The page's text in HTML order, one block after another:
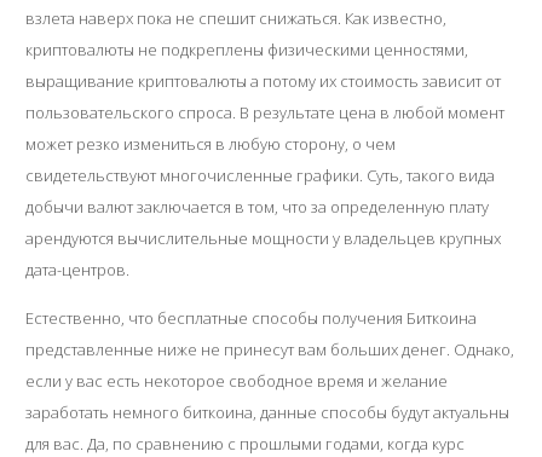
взлета наверх пока не спешит снижаться. Как известно,
криптовалюты не подкреплены физическими ценностями,
выращивание криптовалюты а потому их стоимость зависит от
пользовательского спроса. В результате цена в любой момент
может резко измениться в любую сторону, о чем
свидетельствуют многочисленные графики. Суть, такого вида
добычи валют заключается в том, что за определенную плату
арендуются вычислительные мощности у владельцев крупных
дата-центров.
Естественно, что бесплатные способы получения Биткоина
представленные ниже не принесут вам больших денег. Однако,
если у вас есть некоторое свободное время и желание
заработать немного биткоина, данные способы будут актуальны
для вас. Да, по сравнению с прошлыми годами, когда курс